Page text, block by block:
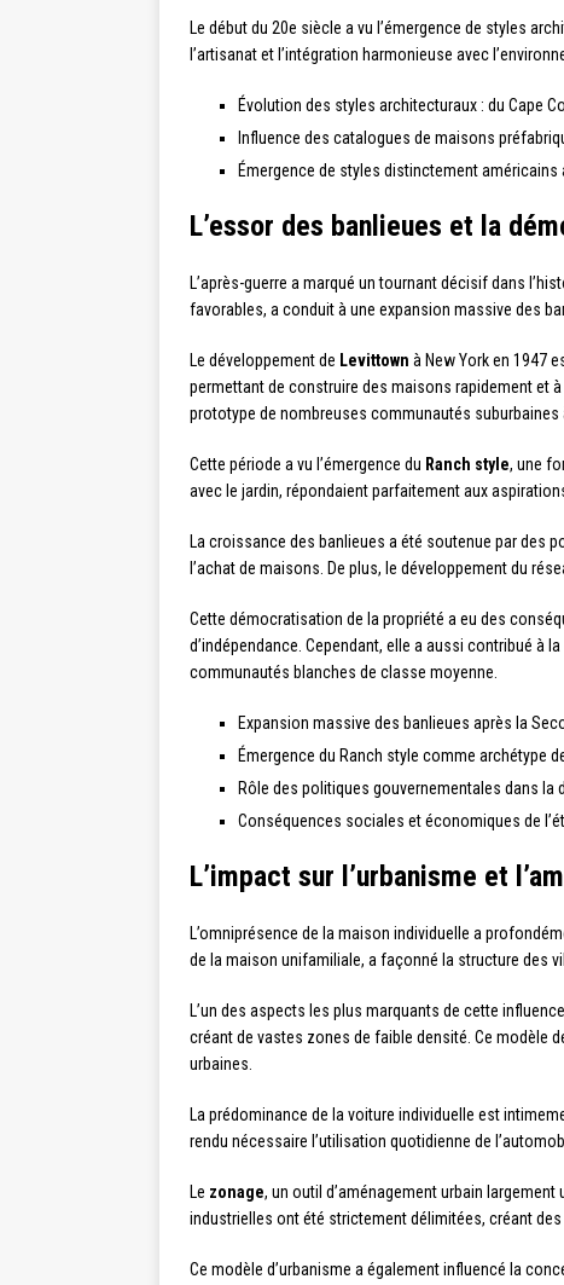
Le début du 20e siècle a vu l’émergence de styles
l’artisanat et l’intégration harmonieuse avec
Évolution des styles architecturaux : du Cape
Influence des catalogues de maisons
Émergence de styles distinctement américains
L’essor des banlieues et la
L’après-guerre a marqué un tournant décisif dans
favorables, a conduit à une expansion massive des
Le développement de Levittown à New York en 1947
permettant de construire des maisons rapidement et
prototype de nombreuses communautés suburbaines
Cette période a vu l’émergence du Ranch style, une
avec le jardin, répondaient parfaitement aux
La croissance des banlieues a été soutenue par des
l’achat de maisons. De plus, le développement du
Cette démocratisation de la propriété a eu des
d’indépendance. Cependant, elle a aussi contribué
communautés blanches de classe moyenne.
Expansion massive des banlieues après la
Émergence du Ranch style comme archétype
Rôle des politiques gouvernementales dans la
Conséquences sociales et économiques de
L’impact sur l’urbanisme et
L’omniprésence de la maison individuelle a
de la maison unifamiliale, a façonné la structure des
L’un des aspects les plus marquants de cette
créant de vastes zones de faible densité. Ce modèle
urbaines.
La prédominance de la voiture individuelle est
rendu nécessaire l’utilisation quotidienne de
Le zonage, un outil d’aménagement urbain
industrielles ont été strictement délimitées, créant
Ce modèle d’urbanisme a également influencé la